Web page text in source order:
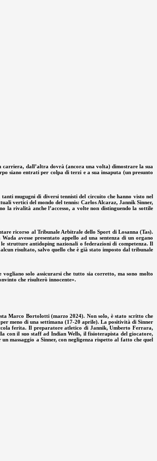
carriera, dall’altra dovrà (ancora una volta) dimostrare la sua
siano entrati per colpa di terzi e a sua insaputa (un presunto
mugugni di diversi tennisti del circuito che hanno visto nel
vertici del mondo del tennis: Carlos Alcaraz, Jannik Sinner,
la rivalità anche l’accesso, a volte non distinguendo la sottile
ricorso al Tribunale Arbitrale dello Sport di Losanna (Tas).
avesse presentato appello ad una sentenza di un organo
strutture antidoping nazionali o federazioni di competenza. Il
risultato, salvo quello che è già stato imposto dal tribunale
solo assicurarsi che tutto sia corretto, ma sono molto
che risulterò innocente».
Marco Bortolotti (marzo 2024). Non solo, è stato scritto che
meno di una settimana (17-20 aprile). La positività di Sinner
ferita. Il preparatore atletico di Jannik, Umberto Ferrara,
con il suo staff ad Indian Wells, il fisioterapista del giocatore,
massaggio a Sinner, con negligenza rispetto al fatto che quel